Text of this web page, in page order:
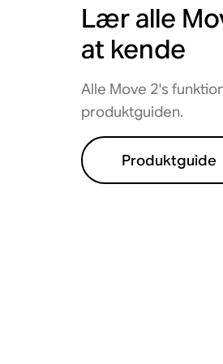
Lær alle
at kende
Alle Move 2's
produktguiden.
Produktguide